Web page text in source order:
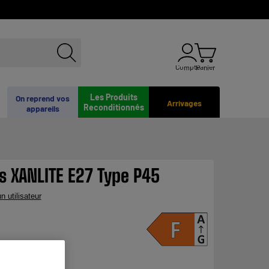
ComptePanier
Arrivages
Les Produits
Reconditionnés
On reprend vos
appareils
E27 Type P45
utilisateur